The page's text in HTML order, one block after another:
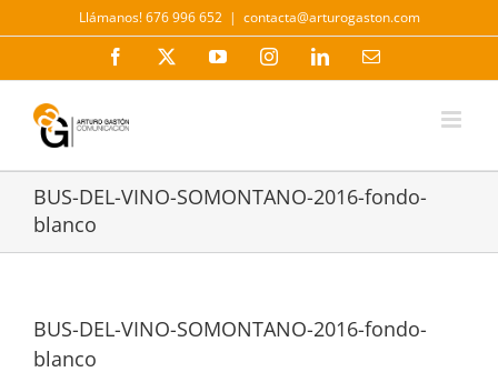
al
Llámanos! 676 996 652 | contacta@arturogaston.com
Facebook YouTubeInstagramLinkedInCorreo
BUS-DEL-VINO-SOMONTANO-2016-fondo-
blanco
BUS-DEL-VINO-SOMONTANO-2016-fondo-
blanco